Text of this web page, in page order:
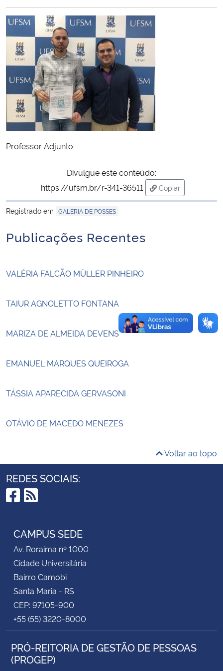
Ministério da Cidadania
Ministério da Saúde
Ministério de Minas e Energia
Ministério da Ciência, Tecnologia, Inovações e Comunicações
Ministério do Meio Ambiente
Controladoria-Geral da União
Secretaria de Governo
Gabinete de Segurança Institucional
Professor Adjunto
Divulgue este conteúdo:
https://ufsm.br/r-341-36511
Copiar
para área de
Registrado em GALERIA DE POSSES
Publicações Recentes
VALÉRIA FALCÃO MÜLLER PINHEIRO
TAIUR AGNOLETTO FONTANA
MARIZA DE ALMEIDA DEVENS
EMANUEL MARQUES QUEIROGA
TÁSSIA APARECIDA GERVASONI
OTÁVIO DE MACEDO MENEZES
Voltar ao topo
REDES SOCIAIS:
Facebook
RSS
CAMPUS SEDE
Av. Roraima nº 1000
Cidade Universitária
Bairro Camobi
Santa Maria - RS
CEP: 97105-900
+55 (55) 3220-8000
PRÓ-REITORIA DE GESTÃO DE PESSOAS
(PROGEP)